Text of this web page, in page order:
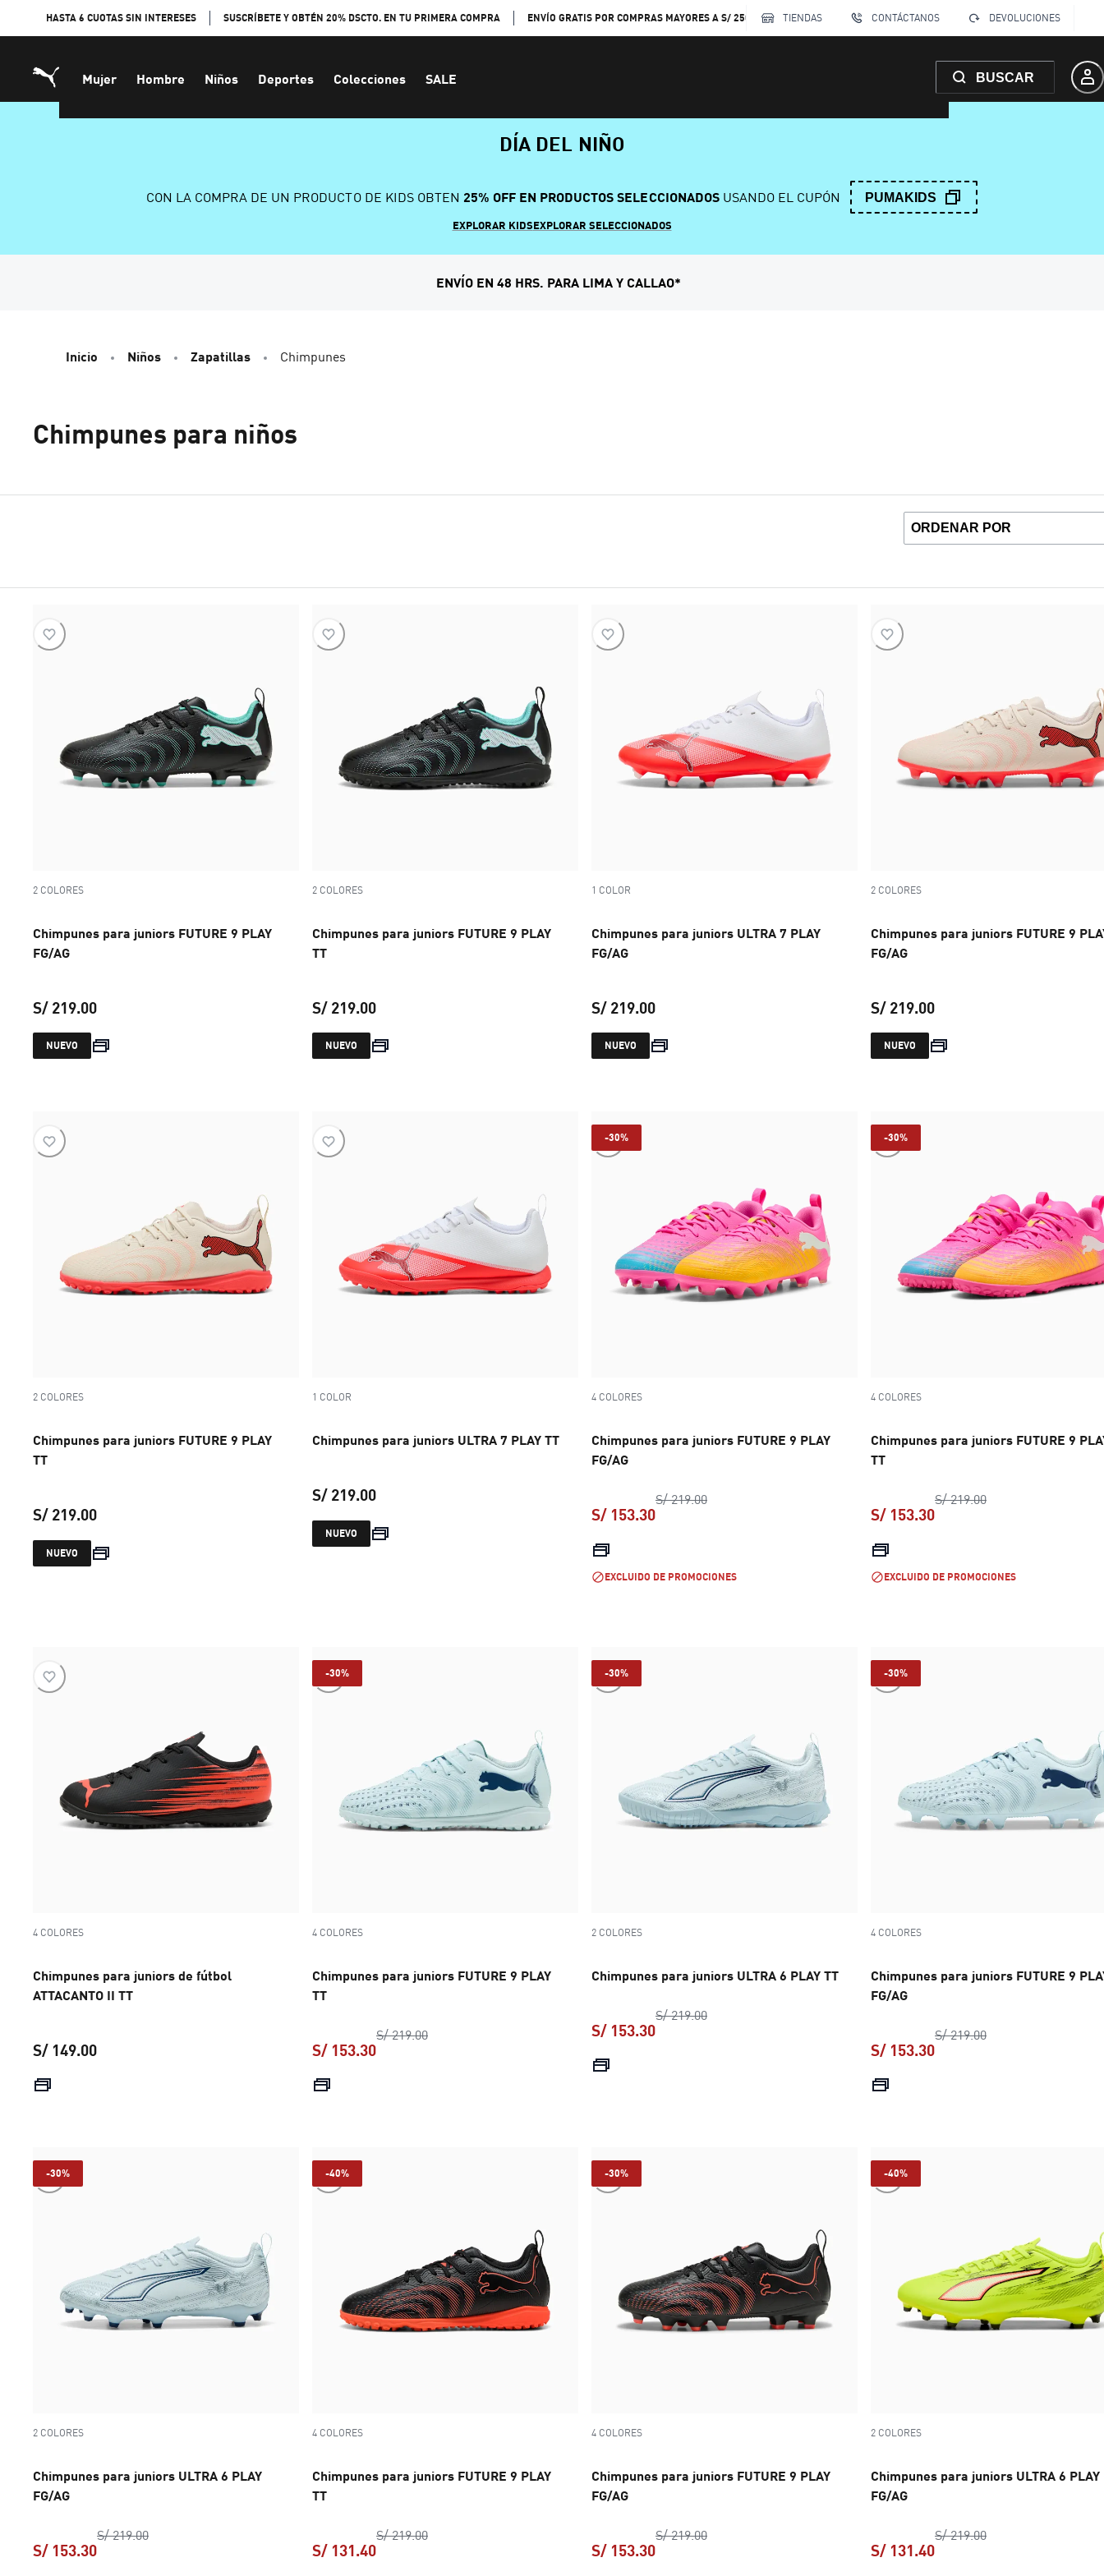
HASTA 6 CUOTAS SIN INTERESES SUSCRÍBETE Y OBTÉN 20% DSCTO. EN TU PRIMERA COMPRA ENVÍO GRATIS POR COMPRAS MAYORES A S/ 250 TIENDAS CONTÁCTANOS DEVOLUCIONES
Mujer Hombre Niños Deportes Colecciones SALE BUSCAR
DÍA DEL NIÑO
CON LA COMPRA DE UN PRODUCTO DE KIDS OBTEN 25% OFF EN PRODUCTOS SELECCIONADOSUSANDO EL CUPÓN PUMAKIDS
EXPLORAR KIDSEXPLORAR SELECCIONADOS
ENVÍO EN 48 HRS. PARA LIMA Y CALLAO*
Inicio Niños Zapatillas Chimpunes
Chimpunes para niños
2 COLORES
Chimpunes para juniors FUTURE 9 PLAY
FG/AG
S/ 219.00
precio actual S/ 219.00
NUEVO
2 COLORES
Chimpunes para juniors FUTURE 9 PLAY
TT
S/ 219.00
precio actual S/ 219.00
NUEVO
1 COLOR
Chimpunes para juniors ULTRA 7 PLAY
FG/AG
S/ 219.00
precio actual S/ 219.00
NUEVO
2 COLORES
Chimpunes para juniors FUTURE 9
FG/AG
S/ 219.00
precio actual S/ 219.00
NUEVO
2 COLORES
Chimpunes para juniors FUTURE 9 PLAY
TT
S/ 219.00
precio actual S/ 219.00
NUEVO
1 COLOR
Chimpunes para juniors ULTRA 7 PLAY TT
S/ 219.00
precio actual S/ 219.00
NUEVO
-30%
4 COLORES
Chimpunes para juniors FUTURE 9 PLAY
FG/AG
S/ 219.00precio original S/ 219.00
S/ 153.30
EXCLUIDO DE PROMOCIONES
-30%
4 COLORES
Chimpunes para juniors FUTURE 9
TT
S/ 219.00precio original S/
S/ 153.30
EXCLUIDO DE PROMOCIONES
4 COLORES
Chimpunes para juniors de fútbol
ATTACANTO II TT
S/ 149.00
-30%
4 COLORES
Chimpunes para juniors FUTURE 9 PLAY
TT
S/ 219.00precio original S/ 219.00
S/ 153.30
-30%
2 COLORES
Chimpunes para juniors ULTRA 6 PLAY TT
S/ 219.00precio original S/ 219.00
S/ 153.30
-30%
4 COLORES
Chimpunes para juniors FUTURE 9
FG/AG
S/ 219.00precio original S/
S/ 153.30
-30%
2 COLORES
Chimpunes para juniors ULTRA 6 PLAY
FG/AG
S/ 219.00precio original S/ 219.00
S/ 153.30
-40%
4 COLORES
Chimpunes para juniors FUTURE 9 PLAY
TT
S/ 219.00precio original S/ 219.00
S/ 131.40
-30%
4 COLORES
Chimpunes para juniors FUTURE 9 PLAY
FG/AG
S/ 219.00precio original S/ 219.00
S/ 153.30
-40%
2 COLORES
Chimpunes para juniors ULTRA 6 PLAY
FG/AG
S/ 219.00precio original S/
S/ 131.40